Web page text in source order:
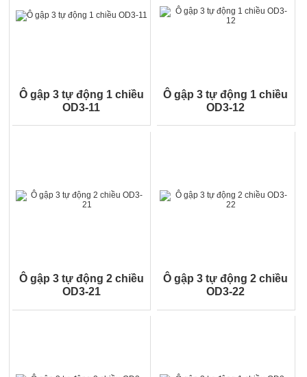
Ô gập 3 tự động 1 chiều
OD3-11
Ô gập 3 tự động 1 chiều
OD3-12
Ô gập 3 tự động 2 chiều
OD3-21
Ô gập 3 tự động 2 chiều
OD3-22